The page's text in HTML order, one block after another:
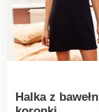
Halka z